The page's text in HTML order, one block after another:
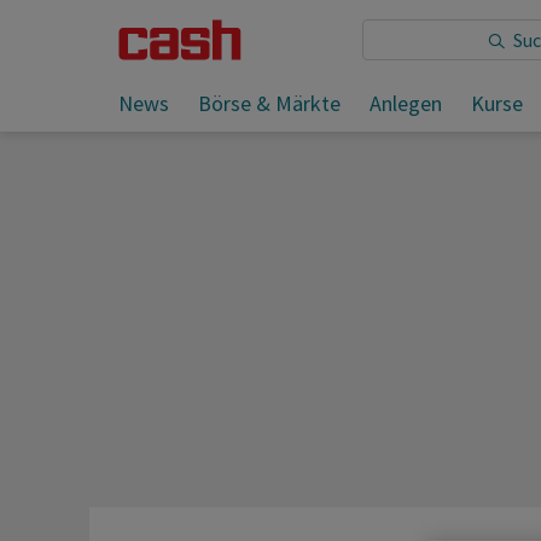
News Börse & Märkte Anlegen Kurse
Sie lesen: